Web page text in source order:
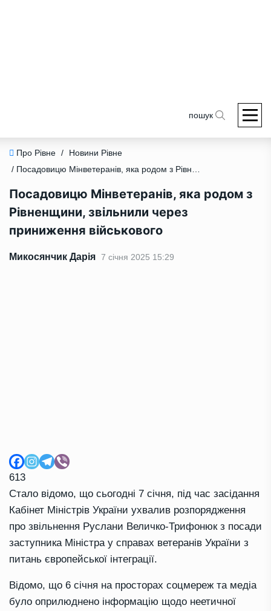
пошук
Про Рівне /
Новини Рівне
/ Посадовицю Мінветеранів, яка родом з Рівненщини, звільнили через приниження військового
Посадовицю Мінветеранів, яка родом з
Рівненщини, звільнили через
приниження військового
Микосянчик Дарія 7 січня 2025 15:29
613
Стало відомо, що сьогодні 7 січня, під час засідання
Кабінет Міністрів України ухвалив розпорядження
про звільнення Руслани Величко-Трифонюк з посади
заступника Міністра у справах ветеранів України з
питань європейської інтеграції.
Відомо, що 6 січня на просторах соцмереж та медіа
було оприлюднено інформацію щодо неетичної